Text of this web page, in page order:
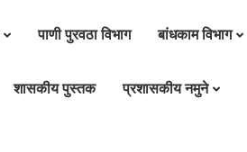
पाणी पुरवठा विभाग बांधकाम विभाग
शासकीय पुस्तक प्रशासकीय नमुने